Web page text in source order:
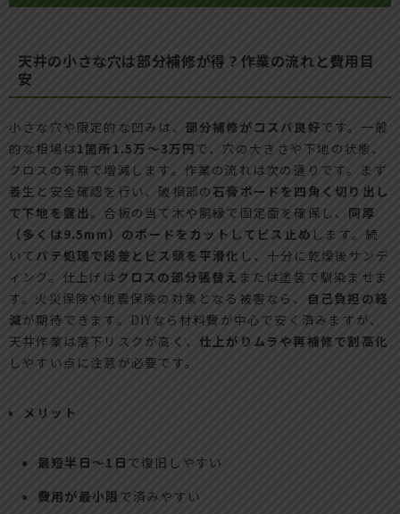
天井の小さな穴は部分補修が得？作業の流れと費用目
安
小さな穴や限定的な凹みは、 部分補修がコスパ良好です。一般
的な相場は1箇所1.5万〜3万円で、穴の大きさや下地の状態、
クロスの有無で増減します。作業の流れは次の通りです。まず
養生と安全確認を行い、破損部の 石膏ボードを四角く切り出し
て下地を露出。合板の当て木や胴縁で固定面を確保し、 同厚
（多くは9.5mm）のボードをカットしてビス止め します。続
いて パテ処理で段差とビス頭を平滑化 し、十分に乾燥後サンデ
ィング。仕上げは クロスの部分張替え または塗装で馴染ませま
す。火災保険や地震保険の対象となる被害なら、
自己負担の軽
減が期待できます。DIYなら材料費が中心で安く済みますが、
天井作業は落下リスクが高く、 仕上がりムラや再補修で割高化
しやすい点に注意が必要です。
メリット
最短半日〜1日 で復旧しやすい
費用が最小限 で済みやすい